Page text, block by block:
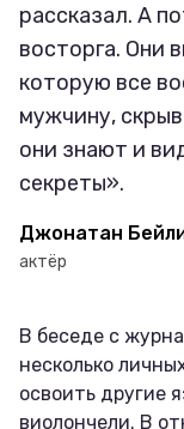
рассказал. А
восторга. Они
которую все
мужчину,
они знают и
секреты».
Джонатан
актёр
В беседе с
несколько
освоить другие
виолончели. В